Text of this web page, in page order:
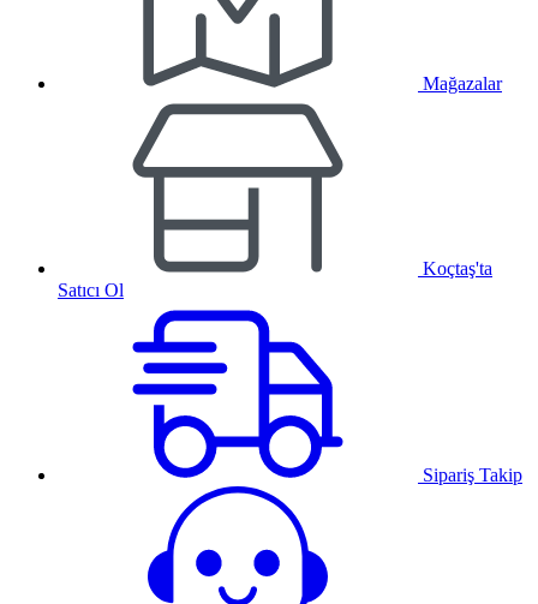
Mağazalar
Koçtaş'ta
Satıcı Ol
Sipariş Takip